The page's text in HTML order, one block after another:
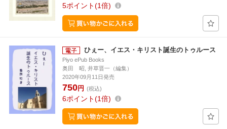
5ポイント 1倍
ひぇー、イエス・キリスト誕生のトゥルース
Piyo ePub Books
奥田 昭, 井草晋一（編集）
2020年09月11日発売
750円 (税込)
6ポイント 1倍